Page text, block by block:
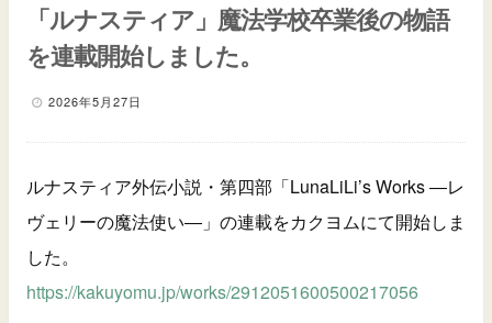
「ルナスティア」魔法学校卒業後の物語
を連載開始しました。
2026年5月27日
ルナスティア外伝小説・第四部「LunaLiLi’s Works ―レ
ヴェリーの魔法使い―」の連載をカクヨムにて開始しま
した。
https://kakuyomu.jp/works/2912051600500217056